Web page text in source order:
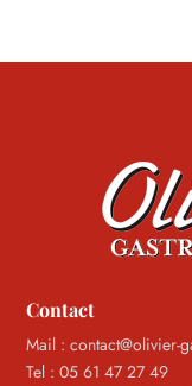
Contact
Mail : contact@olivier-
Tel : 05 61 47 27 49